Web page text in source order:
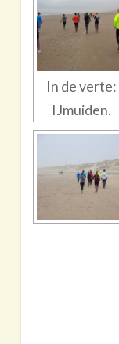
In de verte:
IJmuiden.